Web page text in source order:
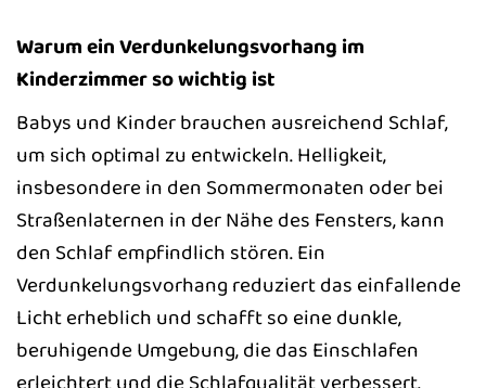
Warum ein Verdunkelungsvorhang im
Kinderzimmer so wichtig ist
Babys und Kinder brauchen ausreichend Schlaf,
um sich optimal zu entwickeln. Helligkeit,
insbesondere in den Sommermonaten oder bei
Straßenlaternen in der Nähe des Fensters, kann
den Schlaf empfindlich stören. Ein
Verdunkelungsvorhang reduziert das einfallende
Licht erheblich und schafft so eine dunkle,
beruhigende Umgebung, die das Einschlafen